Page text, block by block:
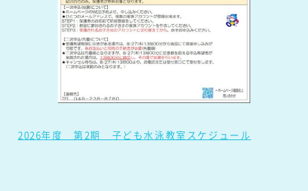
2026年度 第2期 子ども水泳教室スケジュール